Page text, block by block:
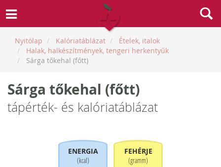
Nyitólap Kalóriatáblázat
Ételek, italok
Halak, halkészítmények, tengeri herkentyűk
Sárga tőkehal (főtt)
Sárga tőkehal (főtt)
tápérték- és kalóriatáblázat
ENERGIA
(kcal)
FEHÉRJE
(gramm)